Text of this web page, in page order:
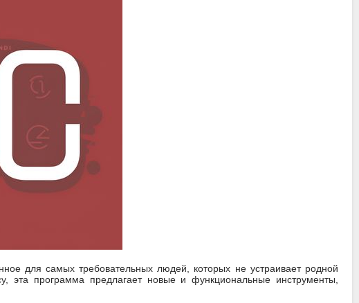
для самых требовательных людей, которых не устраивает родной
программа предлагает новые и функциональные инструменты,